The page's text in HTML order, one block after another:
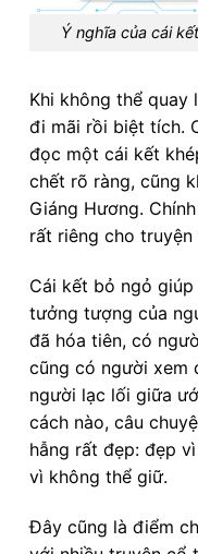
Ý nghĩa của cái
Khi không thể quay
đi mãi rồi biệt tích.
đọc một cái kết
chết rõ ràng, cũng
Giáng Hương.
rất riêng cho truyện
Cái kết bỏ ngỏ
tưởng tượng của
đã hóa tiên, có
cũng có người xem
người lạc lối giữa
cách nào, câu
hẫng rất đẹp: đẹp
vì không thể giữ.
Đây cũng là điểm